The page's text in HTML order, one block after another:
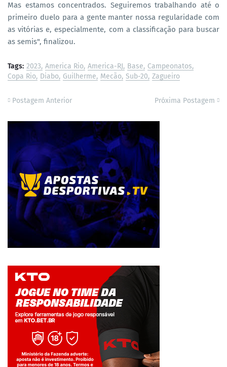
Mas estamos concentrados. Seguiremos trabalhando até o
primeiro duelo para a gente manter nossa regularidade com
as vitórias e, especialmente, com a classificação para buscar
as semis", finalizou.
Tags: 2023 America Rio America-RJ Base Campeonatos
Copa Rio Diabo Guilherme Mecão Sub-20 Zagueiro
Postagem Anterior Próxima Postagem